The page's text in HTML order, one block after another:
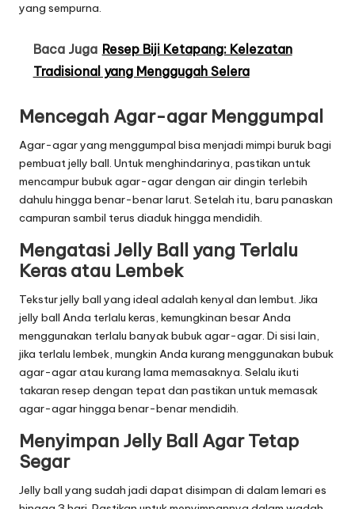
yang sempurna.
Baca Juga Resep Biji Ketapang: Kelezatan
Tradisional yang Menggugah Selera
Mencegah Agar-agar Menggumpal
Agar-agar yang menggumpal bisa menjadi mimpi buruk bagi
pembuat jelly ball. Untuk menghindarinya, pastikan untuk
mencampur bubuk agar-agar dengan air dingin terlebih
dahulu hingga benar-benar larut. Setelah itu, baru panaskan
campuran sambil terus diaduk hingga mendidih.
Mengatasi Jelly Ball yang Terlalu
Keras atau Lembek
Tekstur jelly ball yang ideal adalah kenyal dan lembut. Jika
jelly ball Anda terlalu keras, kemungkinan besar Anda
menggunakan terlalu banyak bubuk agar-agar. Di sisi lain,
jika terlalu lembek, mungkin Anda kurang menggunakan bubuk
agar-agar atau kurang lama memasaknya. Selalu ikuti
takaran resep dengan tepat dan pastikan untuk memasak
agar-agar hingga benar-benar mendidih.
Menyimpan Jelly Ball Agar Tetap
Segar
Jelly ball yang sudah jadi dapat disimpan di dalam lemari es